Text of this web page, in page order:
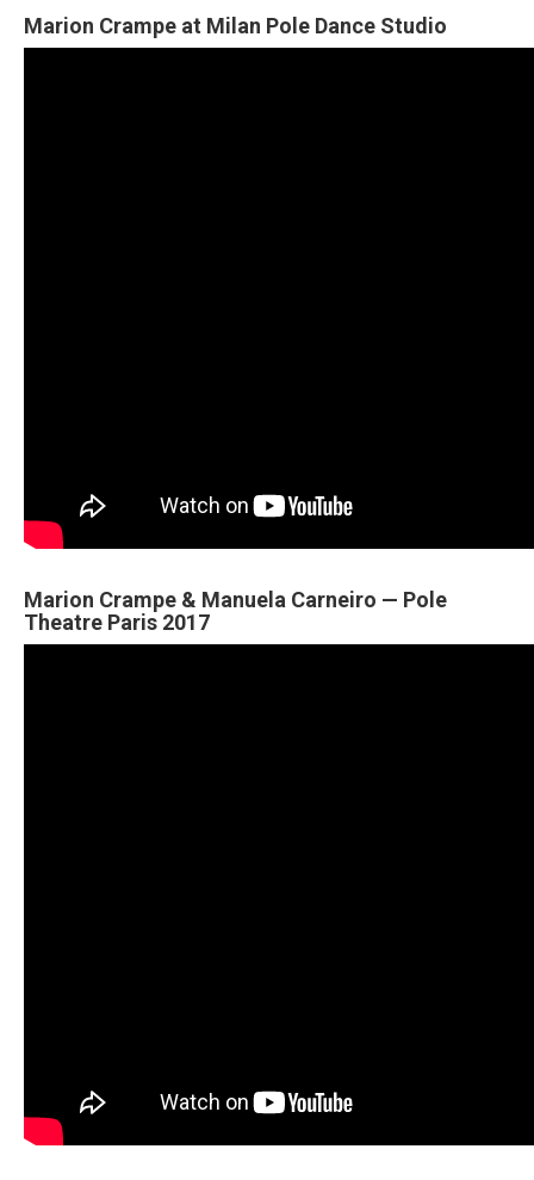
Marion Crampe at Milan Pole Dance Studio
Marion Crampe & Manuela Carneiro — Pole
Theatre Paris 2017